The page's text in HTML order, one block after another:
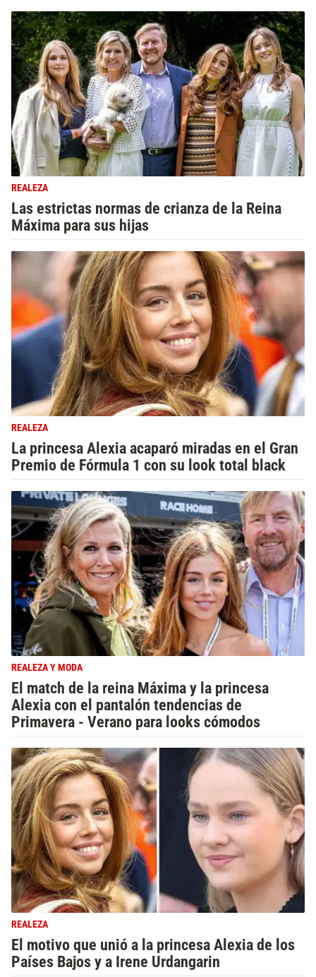
REALEZA
Las estrictas normas de crianza de la Reina
Máxima para sus hijas
REALEZA
La princesa Alexia acaparó miradas en el Gran
Premio de Fórmula 1 con su look total black
REALEZA Y MODA
El match de la reina Máxima y la princesa
Alexia con el pantalón tendencias de
Primavera - Verano para looks cómodos
REALEZA
El motivo que unió a la princesa Alexia de los
Países Bajos y a Irene Urdangarin